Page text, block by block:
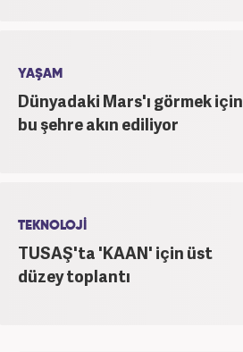
YAŞAM
Dünyadaki Mars'ı görmek için
bu şehre akın ediliyor
TEKNOLOJİ
TUSAŞ'ta 'KAAN' için üst
düzey toplantı